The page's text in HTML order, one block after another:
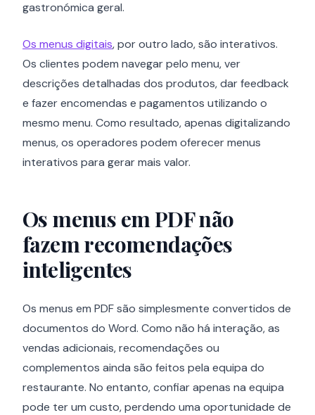
gastronómica geral.
Os menus digitais, por outro lado, são interativos.
Os clientes podem navegar pelo menu, ver
descrições detalhadas dos produtos, dar feedback
e fazer encomendas e pagamentos utilizando o
mesmo menu. Como resultado, apenas digitalizando
menus, os operadores podem oferecer menus
interativos para gerar mais valor.
Os menus em PDF não
fazem recomendações
inteligentes
Os menus em PDF são simplesmente convertidos de
documentos do Word. Como não há interação, as
vendas adicionais, recomendações ou
complementos ainda são feitos pela equipa do
restaurante. No entanto, confiar apenas na equipa
pode ter um custo, perdendo uma oportunidade de